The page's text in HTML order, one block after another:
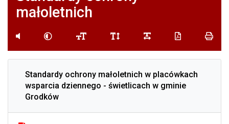
małoletnich
przycisk do systemu czytania tekstu
przycisk do zmiany kontrastu
przycisk do zmiany wielkości czcionki
przycisk do zmiany odstępu
przycisk do zmiany
przycisk do
Standardy ochrony małoletnich w placówkach
wsparcia dziennego - świetlicach w gminie
Grodków